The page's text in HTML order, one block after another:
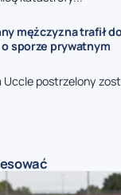
mężczyzna trafił
sporze prywatnym
Uccle postrzelony